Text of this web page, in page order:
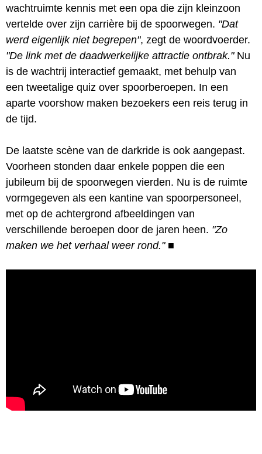
wachtruimte kennis met een opa die zijn kleinzoon
vertelde over zijn carrière bij de spoorwegen. "Dat
werd eigenlijk niet begrepen", zegt de woordvoerder.
"De link met de daadwerkelijke attractie ontbrak."Nu
is de wachtrij interactief gemaakt, met behulp van
een tweetalige quiz over spoorberoepen. In een
aparte voorshow maken bezoekers een reis terug in
de tijd.
De laatste scène van de darkride is ook aangepast.
Voorheen stonden daar enkele poppen die een
jubileum bij de spoorwegen vierden. Nu is de ruimte
vormgegeven als een kantine van spoorpersoneel,
met op de achtergrond afbeeldingen van
verschillende beroepen door de jaren heen. "Zo
maken we het verhaal weer rond." ■